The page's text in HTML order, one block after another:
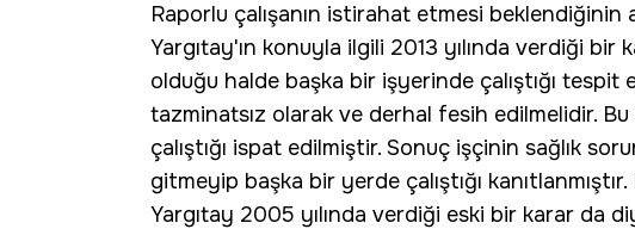
Raporlu çalışanın istirahat etmesi beklendiğinin
Yargıtay'ın konuyla ilgili 2013 yılında verdiği
olduğu halde başka bir işyerinde çalıştığı tespit
tazminatsız olarak ve derhal fesih edilmelidir.
çalıştığı ispat edilmiştir. Sonuç işçinin sağlık
gitmeyip başka bir yerde çalıştığı
Yargıtay 2005 yılında verdiği eski bir karar da